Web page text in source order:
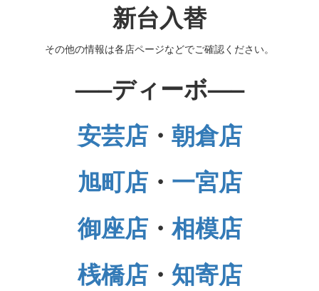
新台入替
その他の情報は各店ページなどでご確認ください。
—–ディーボ—–
安芸店・ 朝倉店
旭町店・ 一宮店
御座店・ 相模店
桟橋店・ 知寄店